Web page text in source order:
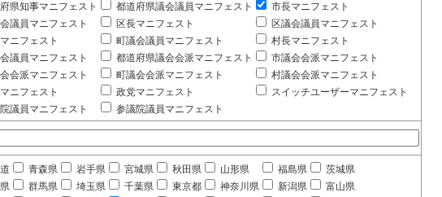
県知事マニフェスト 都道府県議会議員マニフェスト
市長マニフェスト
議員マニフェスト
区長マニフェスト
区議会議員マニフェスト
ニフェスト
町議会議員マニフェスト
村長マニフェスト
議員マニフェスト
都道府県議会会派マニフェスト
市議会会派マニフェスト
会派マニフェスト
町議会会派マニフェスト
村議会会派マニフェスト
ニフェスト
政党マニフェスト
スイッチユーザーマニフェスト
議員マニフェスト
参議院議員マニフェスト
青森県 岩手県 宮城県 秋田県 山形県 福島県
茨城県
群馬県 埼玉県 千葉県 東京都 神奈川県 新潟県
富山県